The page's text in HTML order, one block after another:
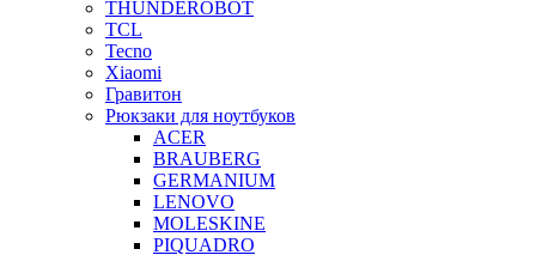
THUNDEROBOT
TCL
Tecno
Xiaomi
Гравитон
Рюкзаки для ноутбуков
ACER
BRAUBERG
GERMANIUM
LENOVO
MOLESKINE
PIQUADRO